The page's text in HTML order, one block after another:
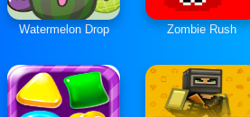
Watermelon Drop Zombie Rush